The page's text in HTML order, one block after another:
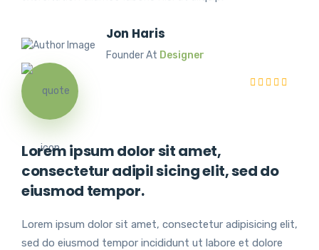
Jon Haris
Founder At Designer
Lorem ipsum dolor sit amet,
consectetur adipil sicing elit, sed do
eiusmod tempor.
Lorem ipsum dolor sit amet, consectetur adipisicing elit,
sed do eiusmod tempor incididunt ut labore et dolore